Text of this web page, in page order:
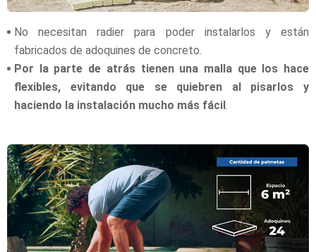
No necesitan radier para poder instalarlos y están
fabricados de adoquines de concreto.
Por la parte de atrás tienen una malla que los hace
flexibles, evitando que se quiebren al pisarlos y
haciendo la instalación mucho más fácil